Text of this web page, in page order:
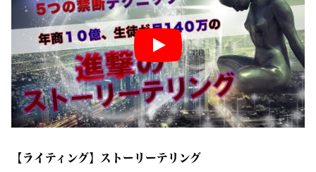
【ライティング】ストーリーテリング